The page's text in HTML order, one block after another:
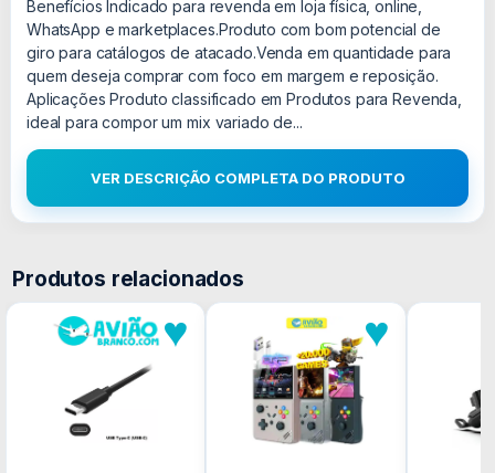
Benefícios Indicado para revenda em loja física, online,
WhatsApp e marketplaces.Produto com bom potencial de
giro para catálogos de atacado.Venda em quantidade para
quem deseja comprar com foco em margem e reposição.
Aplicações Produto classificado em Produtos para Revenda,
ideal para compor um mix variado de...
VER DESCRIÇÃO COMPLETA DO PRODUTO
Produtos relacionados
♥ ♥